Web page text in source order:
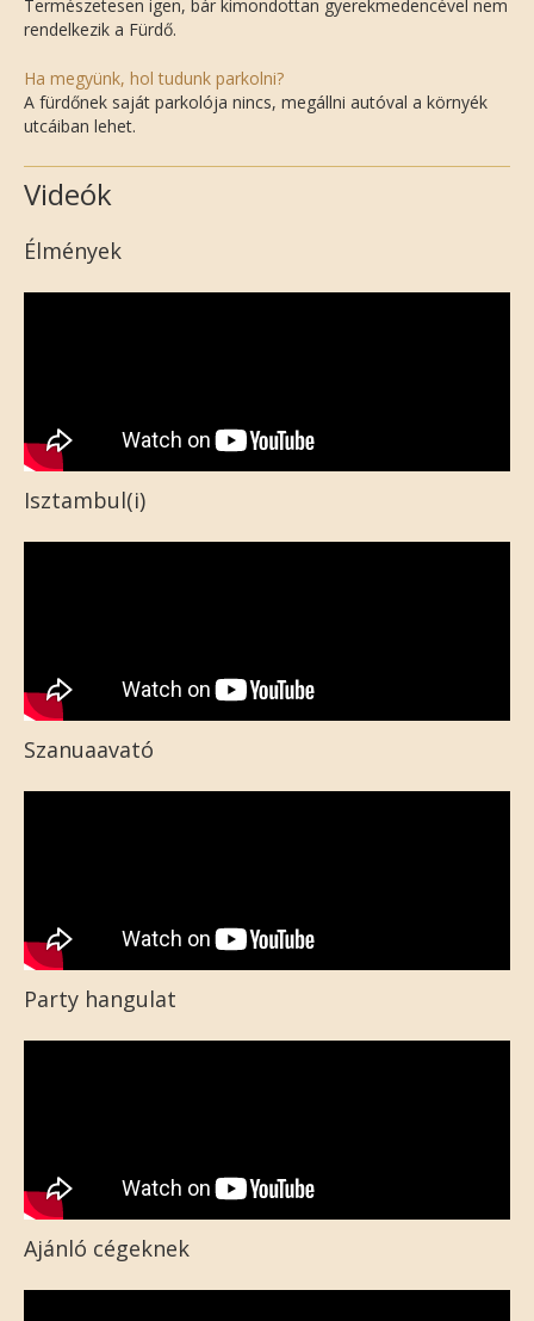
Természetesen igen, bár kimondottan gyerekmedencével nem
rendelkezik a Fürdő.
Ha megyünk, hol tudunk parkolni?
A fürdőnek saját parkolója nincs, megállni autóval a környék
utcáiban lehet.
Videók
Élmények
Isztambul(i)
Szanuaavató
Party hangulat
Ajánló cégeknek